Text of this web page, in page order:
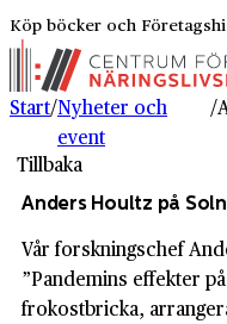
Köp böcker och
Start/Nyheter och
event
/
Tillbaka
Anders Houltz på
Vår forskningschef
”Pandemins effekter
frokostbricka,